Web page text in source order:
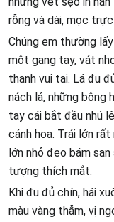
rỗng và dài, mọc
Chúng em thường
một gang tay, vát
thanh vui tai. Lá đu
nách lá, những bông
tay cái bắt đầu nhú
cánh hoa. Trái lớn
lớn nhỏ đeo bám
tượng thích mắt.
Khi đu đủ chín, hái
màu vàng thẫm, vị